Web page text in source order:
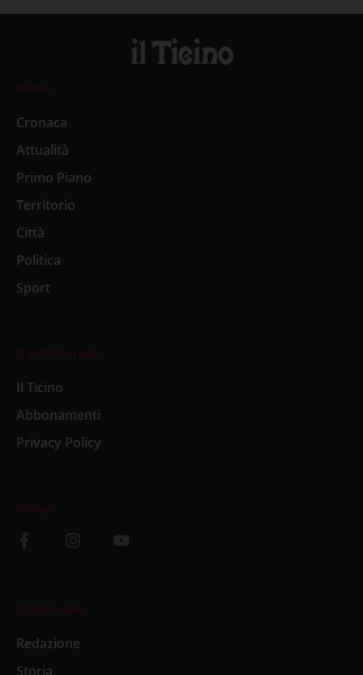
News
Cronaca
Attualità
Primo Piano
Territorio
Città
Politica
Sport
Il settimanale
Il Ticino
Abbonamenti
Privacy Policy
Social
L’editoriale
Redazione
Storia